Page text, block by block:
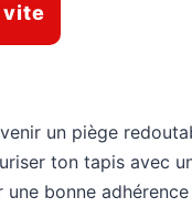
vite
un piège
ton tapis avec
une bonne